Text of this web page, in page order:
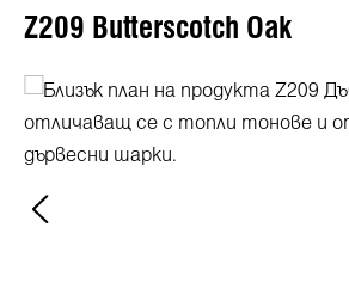
Z209 Butterscotch Oak
Пропуснете галерия с изображения